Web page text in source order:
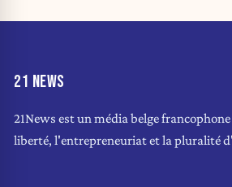
21 NEWS
21News est un média belge
liberté, l'entrepreneuriat et la pluralité